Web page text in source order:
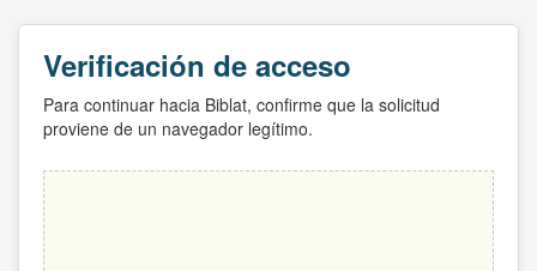
Verificación de acceso
Para continuar hacia Biblat, confirme que la solicitud
proviene de un navegador legítimo.